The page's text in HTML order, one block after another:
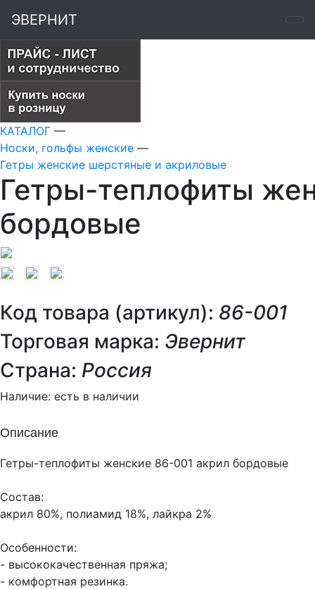
ЭВЕРНИТ
КАТАЛОГ —
Носки, гольфы женские —
Гетры женские шерстяные и акриловые
Гетры-теплофиты
бордовые
Код товара (артикул): 86-001
Торговая марка: Эвернит
Страна: Россия
Наличие: есть в наличии
Описание
Гетры-теплофиты женские 86-001 акрил бордовые
Состав:
акрил 80%, полиамид 18%, лайкра 2%
Особенности:
- высококачественная пряжа;
- комфортная резинка.